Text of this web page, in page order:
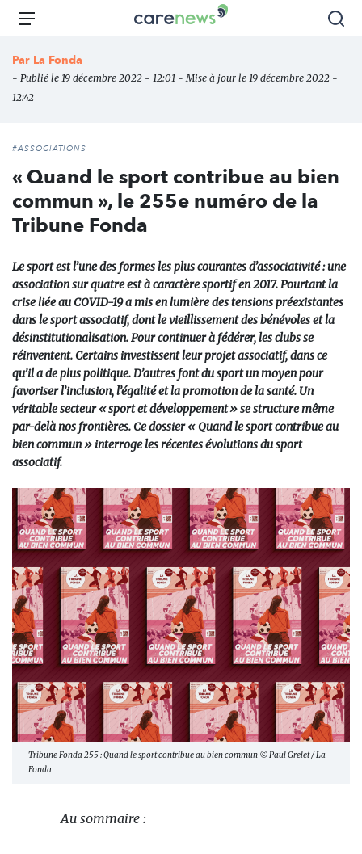
Aller
principal
Carenews,
des
Menu
Par La Fonda
- Publié le 19 décembre 2022 - 12:01 - Mise à jour le 19 décembre 2022 -
12:42
#ASSOCIATIONS
« Quand le sport contribue au bien
commun », le 255e numéro de la
Tribune Fonda
Le sport est l’une des formes les plus courantes d’associativité : une
association sur quatre est à caractère sportif en 2017. Pourtant la
crise liée au COVID-19 a mis en lumière des tensions préexistantes
dans le sport associatif, dont le vieillissement des bénévoles et la
désinstitutionalisation. Pour continuer à fédérer, les clubs se
réinventent. Certains investissent leur projet associatif, dans ce
qu’il a de plus politique. D’autres font du sport un moyen pour
favoriser l’inclusion, l’égalité et la promotion de la santé. Un
véritable secteur « sport et développement » se structure même
par-delà nos frontières. Ce dossier « Quand le sport contribue au
bien commun » interroge les récentes évolutions du sport
associatif.
Tribune Fonda 255 : Quand le sport contribue au bien commun © Paul Grelet / La
Fonda
Au sommaire :